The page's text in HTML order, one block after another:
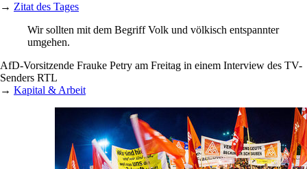
→ Zitat des Tages
Wir sollten mit dem Begriff Volk und völkisch entspannter
umgehen.
AfD-Vorsitzende Frauke Petry am Freitag in einem Interview des TV-
Senders RTL
→ Kapital & Arbeit